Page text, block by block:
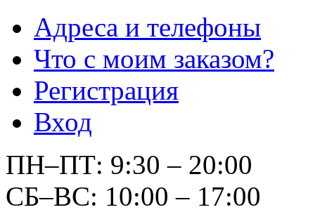
Адреса и телефоны
Что с моим заказом?
Регистрация
Вход
ПН–ПТ: 9:30 – 20:00
СБ–ВС: 10:00 – 17:00